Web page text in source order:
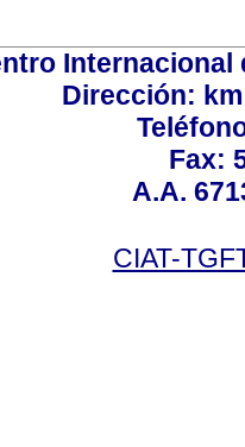
Internacional
Dirección:
Fax:
A.A.
CIAT-